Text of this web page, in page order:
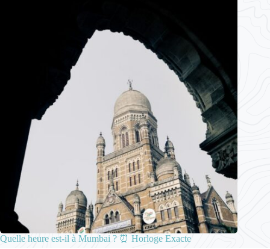
Quelle heure est-il à Mumbai ? ⏰ Horloge Exacte